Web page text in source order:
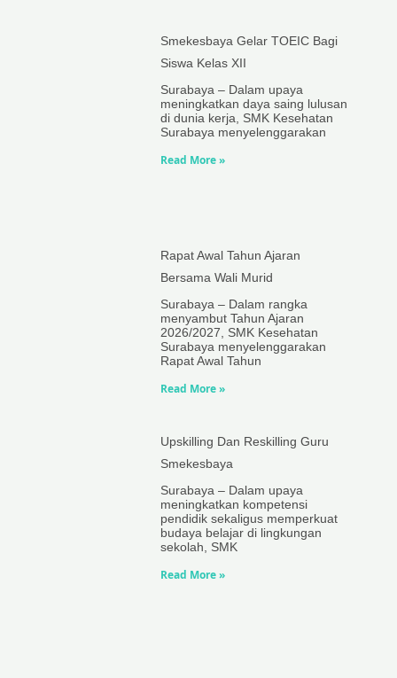
Smekesbaya Gelar TOEIC Bagi
Siswa Kelas XII
Surabaya – Dalam upaya
meningkatkan daya saing lulusan
di dunia kerja, SMK Kesehatan
Surabaya menyelenggarakan
Read More »
Rapat Awal Tahun Ajaran
Bersama Wali Murid
Surabaya – Dalam rangka
menyambut Tahun Ajaran
2026/2027, SMK Kesehatan
Surabaya menyelenggarakan
Rapat Awal Tahun
Read More »
Upskilling Dan Reskilling Guru
Smekesbaya
Surabaya – Dalam upaya
meningkatkan kompetensi
pendidik sekaligus memperkuat
budaya belajar di lingkungan
sekolah, SMK
Read More »